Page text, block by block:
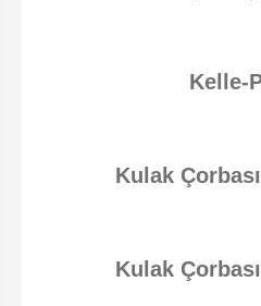
Kelle-
Kulak
Kulak